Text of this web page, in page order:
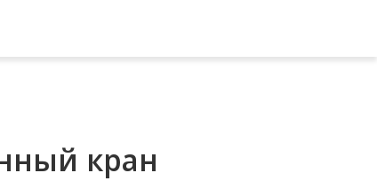
кран